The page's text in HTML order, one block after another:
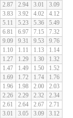
3.09
3.01
2.94
2.87
4.12
4.02
3.92
3.83
5.49
5.36
5.23
5.11
7.32
7.15
6.97
6.81
9.76
9.53
9.31
9.09
1.14
1.13
1.11
1.10
1.32
1.30
1.29
1.27
1.52
1.50
1.49
1.47
1.76
1.74
1.72
1.69
2.03
2.00
1.98
1.96
2.34
2.32
2.29
2.26
2.71
2.67
2.64
2.61
3.12
3.09
3.05
3.01